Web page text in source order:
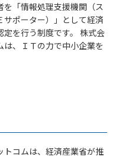
を「情報処理支援機関（ス
サポーター）」として経済
定を行う制度です。 株式会
は、ＩＴの力で中小企業を
トコムは、経済産業省が推